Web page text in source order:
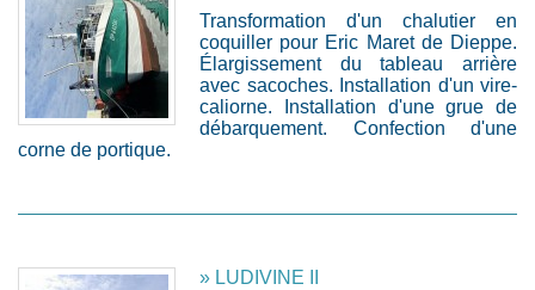
Transformation d'un chalutier en
coquiller pour Eric Maret de Dieppe.
Élargissement du tableau arrière
avec sacoches. Installation d'un vire-
caliorne. Installation d'une grue de
débarquement. Confection d'une
corne de portique.
» LUDIVINE II